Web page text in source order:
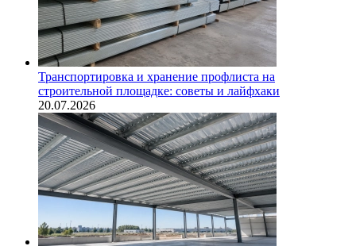
Транспортировка и хранение профлиста на
строительной площадке: советы и лайфхаки
20.07.2026